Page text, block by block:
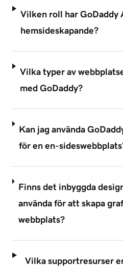
Vilken roll har GoDaddy
hemsideskapande?
Vilka typer av
med GoDaddy?
Kan jag använda
för en en-
Finns det inbyggda
använda för att skapa
webbplats?
Vilka supportresurser